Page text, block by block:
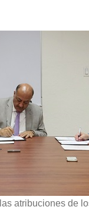
atribuciones de